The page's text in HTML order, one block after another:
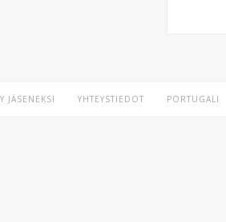
JÄSENEKSI YHTEYSTIEDOT PORTUGALI